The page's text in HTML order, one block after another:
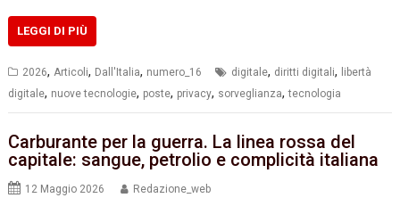
LEGGI DI PIÙ
2026, Articoli, Dall'Italia, numero_16 digitale, diritti digitali,
libertà
digitale, nuove tecnologie, poste, privacy, sorveglianza,tecnologia
Carburante per la guerra. La linea rossa del
capitale: sangue, petrolio e complicità italiana
12 Maggio 2026 Redazione_web